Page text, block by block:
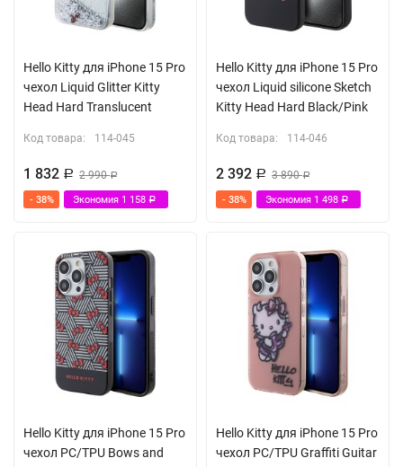
Hello Kitty для iPhone 15 Pro
чехол Liquid Glitter Kitty
Head Hard Translucent
Код товара: 114-045
1 832 Р 2 990Р
- 38% Экономия 1 158 Р
Hello Kitty для iPhone 15 Pro
чехол Liquid silicone Sketch
Kitty Head Hard Black/Pink
Код товара: 114-046
2 392 Р 3 890Р
- 38% Экономия 1 498 Р
Hello Kitty для iPhone 15 Pro
чехол PC/TPU Bows and
Hello Kitty для iPhone 15 Pro
чехол PC/TPU Graffiti Guitar